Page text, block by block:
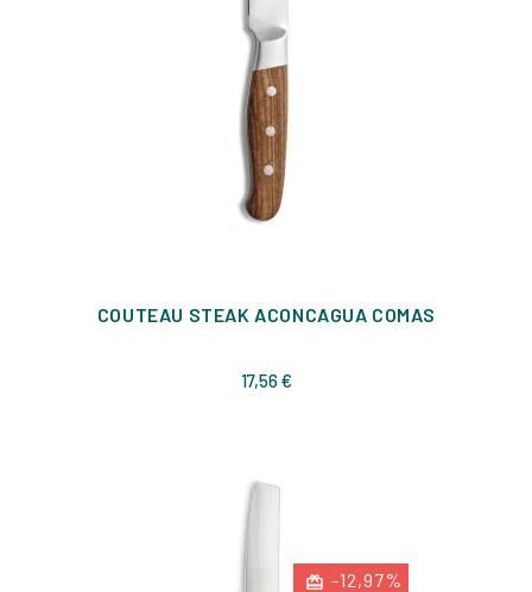
COUTEAU STEAK ACONCAGUA COMAS
17,56 €Prix
-12,97%